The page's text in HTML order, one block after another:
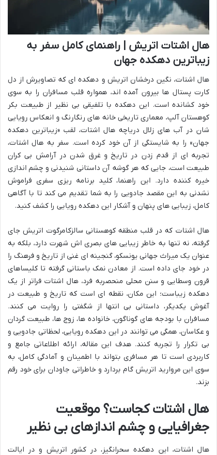
هال اشتات اتریش | راهنمای کامل سفر به
زیباترین دهکده جهان
هال اشتات، نگین درخشان اتریش و دهکده ای که تصاویرش از دل
کارت پستال ها بیرون آمده اند، همواره قلب مسافران را به سوی
خود کشانده است. این دهکده با تلفیقی بی نظیر از طبیعت بکر
کوهستان آلپ، معماری تاریخی خانه های رنگارنگ و انعکاس رویایی
شان در آب های زلال دریاچه هال اشتات، لقب «زیباترین دهکده
جهان» را به شایستگی از آن خود کرده است. سفر به هال اشتات،
تجربه ای از قدم زدن در تاریخ و غرق شدن در آرامش بی کران
طبیعت است، جایی که هر گوشه آن داستانی شنیدنی و چشم اندازی
خیره کننده دارد. این راهنما، کلید برنامه ریزی سفری فراموش
نشدنی به این مقصد جادویی را به شما تقدیم می کند تا با آگاهی
کامل، زیبایی های پنهان و آشکار این دهکده رویایی را کشف کنید.
هال اشتات که در قلب منطقه کوهستانی سالزکامرگوت اتریش جای
گرفته، نه تنها به خاطر زیبایی های بصری اش شهرت دارد، بلکه به
عنوان یک میراث جهانی یونسکو، گنجینه ای غنی از تاریخ و فرهنگ را
در خود جای داده است. از معادن نمک باستانی گرفته تا کلیساهای
قرون وسطایی و سنن محلی منحصربه فرد، هال اشتات فراتر از یک
دهکده زیباست؛ این مکان، نقطه ای است که تاریخ و طبیعت در
آغوش یکدیگر، داستانی بی انتها از شگفتی را روایت می کنند.
مسافران با بودجه های گوناگون، خانواده ها، زوج ها، طبیعت گردان
و عکاسان، همگی می توانند در این دهکده رویایی، لحظاتی جادویی و
بی تکرار را تجربه کنند. هدف این مقاله، ارائه اطلاعاتی جامع و
کاربردی است تا هر مسافری بتواند با اطمینان و آمادگی کامل، به
سوی این مروارید اتریش گام بردارد و خاطراتی جاودان برای خود رقم
بزند.
هال اشتات کجاست؟ موقعیت
جغرافیایی و چشم اندازهای بی نظیر
هال اشتات، این دهکده سحرانگیز، در کشور اتریش و در ایالت